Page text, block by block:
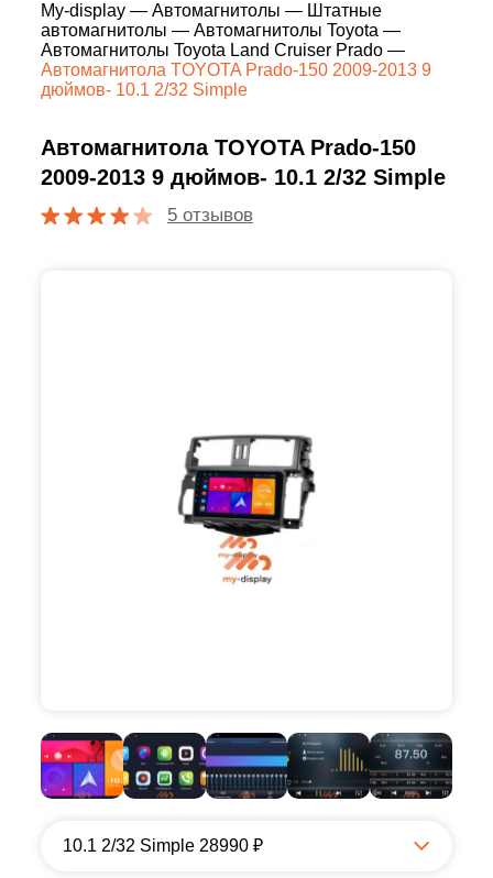
My-display — Автомагнитолы — Штатные
автомагнитолы — Автомагнитолы Toyota —
Автомагнитолы Toyota Land Cruiser Prado —
Автомагнитола TOYOTA Prado-150 2009-2013 9
дюймов- 10.1 2/32 Simple
Автомагнитола TOYOTA Prado-150
2009-2013 9 дюймов- 10.1 2/32 Simple
5 отзывов
10.1 2/32 Simple 28990 ₽